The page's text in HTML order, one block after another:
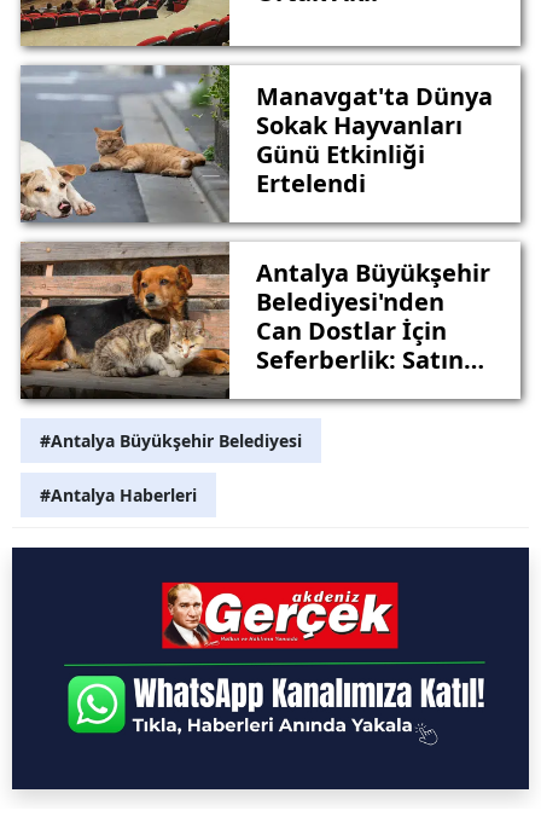
Manavgat'ta Dünya
Sokak Hayvanları
Günü Etkinliği
Ertelendi
Antalya Büyükşehir
Belediyesi'nden
Can Dostlar İçin
Seferberlik: Satın
#Antalya Büyükşehir Belediyesi
#Antalya Haberleri